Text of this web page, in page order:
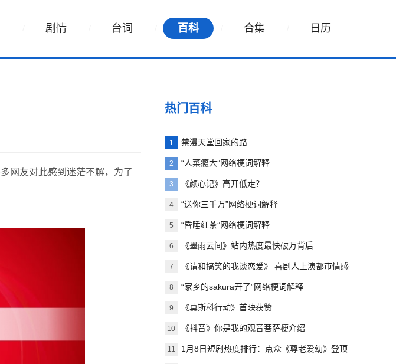
剧情 台词 百科 合集 日历
网友对此感到迷茫不解，为了
热门百科
1 禁漫天堂回家的路
2 “人菜瘾大”网络梗词解释
3 《颜心记》高开低走？
4 “送你三千万”网络梗词解释
5 “昏睡红茶”网络梗词解释
6 《墨雨云间》站内热度最快破万背后
7 《请和搞笑的我谈恋爱》 喜剧人上演都市情感
故事
8 “家乡的sakura开了”网络梗词解释
9 《莫斯科行动》首映获赞
10 《抖音》你是我的观音菩萨梗介绍
11 1月8日短剧热度排行：点众《尊老爱幼》登顶